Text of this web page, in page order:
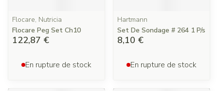
Flocare, Nutricia
Flocare Peg Set Ch10
122,87 €
En rupture de stock
Hartmann
Set De Sondage # 264 1 P/s
8,10 €
En rupture de stock